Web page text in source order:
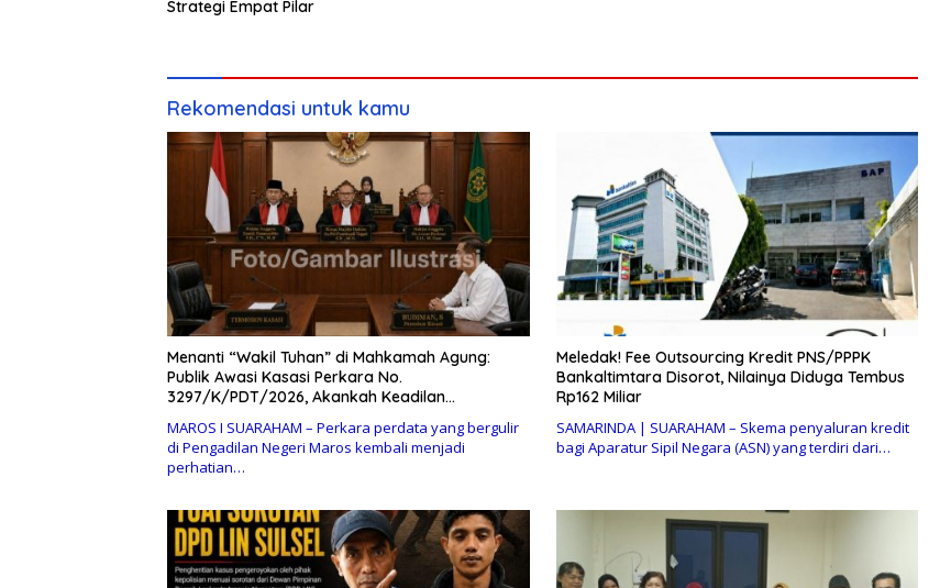
Strategi Empat Pilar
Rekomendasi untuk kamu
Menanti “Wakil Tuhan” di Mahkamah Agung:
Publik Awasi Kasasi Perkara No.
3297/K/PDT/2026, Akankah Keadilan
MAROS I SUARAHAM – Perkara perdata yang bergulir
di Pengadilan Negeri Maros kembali menjadi
perhatian…
Meledak! Fee Outsourcing Kredit PNS/PPPK
Bankaltimtara Disorot, Nilainya Diduga Tembus
Rp162 Miliar
SAMARINDA | SUARAHAM – Skema penyaluran kredit
bagi Aparatur Sipil Negara (ASN) yang terdiri dari…